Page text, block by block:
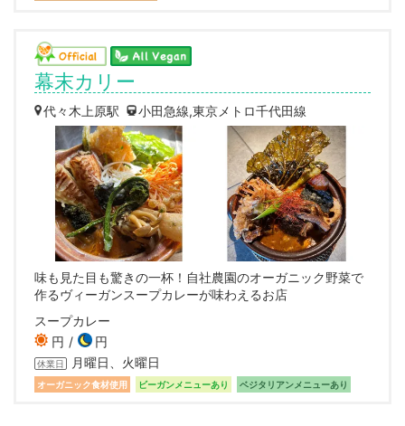
幕末カリー
代々木上原駅 小田急線,東京メトロ千代田線
味も見た目も驚きの一杯！自社農園のオーガニック野菜で
作るヴィーガンスープカレーが味わえるお店
スープカレー
円
円
休業日 月曜日、火曜日
オーガニック食材使用 ビーガンメニューあり ベジタリアンメニューあり